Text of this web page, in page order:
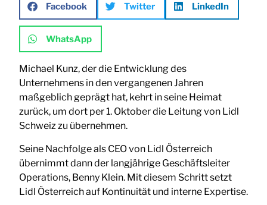
Facebook Twitter LinkedIn
WhatsApp
Michael Kunz, der die Entwicklung des
Unternehmens in den vergangenen Jahren
maßgeblich geprägt hat, kehrt in seine Heimat
zurück, um dort per 1. Oktober die Leitung von Lidl
Schweiz zu übernehmen.
Seine Nachfolge als CEO von Lidl Österreich
übernimmt dann der langjährige Geschäftsleiter
Operations, Benny Klein. Mit diesem Schritt setzt
Lidl Österreich auf Kontinuität und interne Expertise.